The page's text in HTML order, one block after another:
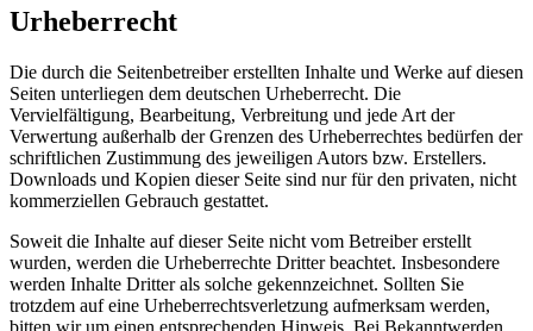
Urheberrecht
Die durch die Seitenbetreiber erstellten Inhalte und Werke auf diesen
Seiten unterliegen dem deutschen Urheberrecht. Die
Vervielfältigung, Bearbeitung, Verbreitung und jede Art der
Verwertung außerhalb der Grenzen des Urheberrechtes bedürfen der
schriftlichen Zustimmung des jeweiligen Autors bzw. Erstellers.
Downloads und Kopien dieser Seite sind nur für den privaten, nicht
kommerziellen Gebrauch gestattet.
Soweit die Inhalte auf dieser Seite nicht vom Betreiber erstellt
wurden, werden die Urheberrechte Dritter beachtet. Insbesondere
werden Inhalte Dritter als solche gekennzeichnet. Sollten Sie
trotzdem auf eine Urheberrechtsverletzung aufmerksam werden,